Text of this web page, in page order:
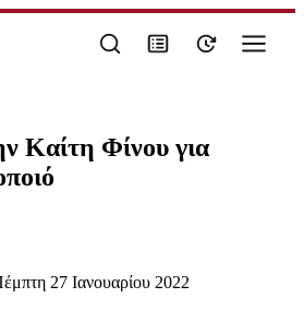
Καίτη Φίνου για
27 Ιανουαρίου 2022